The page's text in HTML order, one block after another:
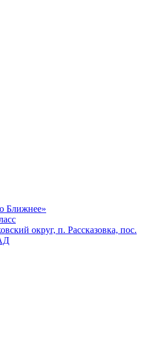
Ближнее»
округ, п. Рассказовка, пос.